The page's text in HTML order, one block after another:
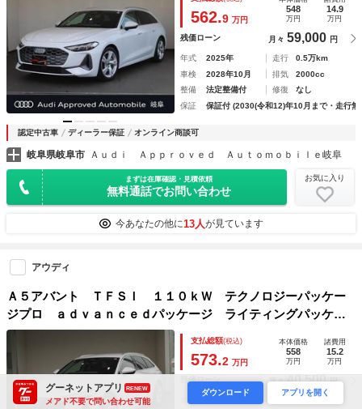
562.9 万円
548
万円
14.9
万円
残価ローン 月々 59,000 円
年式 2025年 走行
0.5万km
車検
2028年10月 排気
2000cc
整備
法定整備付 修復
なし
保証
保証付 (2030(令和12)年10月まで・走行無
認定中古車 ディーラー保証 オンライン商談可
岐阜県岐阜市 Ａｕｄｉ Ａｐｐｒｏｖｅｄ Ａｕｔｏｍｏｂｉｌｅ岐阜
まずは在庫確認・見積依頼
無料通話でお問い合わせ
お気に入り
今あなたの他に13人が見ています
アウディ
Ａ５アバント ＴＦＳＩ １１０ｋＷ テクノロジーパッケー
ジプロ ａｄｖａｎｃｅｄパッケージ ライティングパッケー
ジ
支払総額(税込)
573.2 万円
本体価格
558
万円
諸費用
15.2
万円
残価ローン 月々40,500円
年式
グーネットアプリ RENEW
メアド不要で問い合わせ可能
ダウンロード アプリを開く